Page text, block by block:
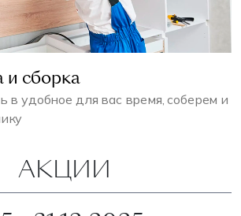
и сборка
в удобное для вас время, соберем и
АКЦИИ